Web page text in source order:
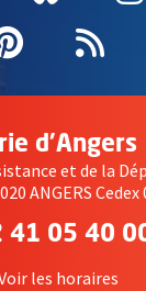
Pinterest
, Ouvre
d'Angers
et de la
ANGERS Cedex
41 05 40
les horaires